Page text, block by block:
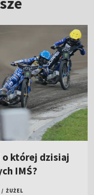
o której dzisiaj
IMŚ?
/ ŻUŻEL